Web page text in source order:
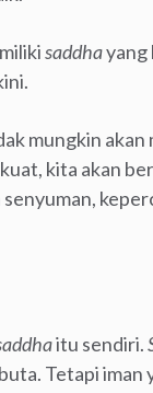
saddhayang
mungkin akan
kita akan
itu sendiri.
Tetapi iman